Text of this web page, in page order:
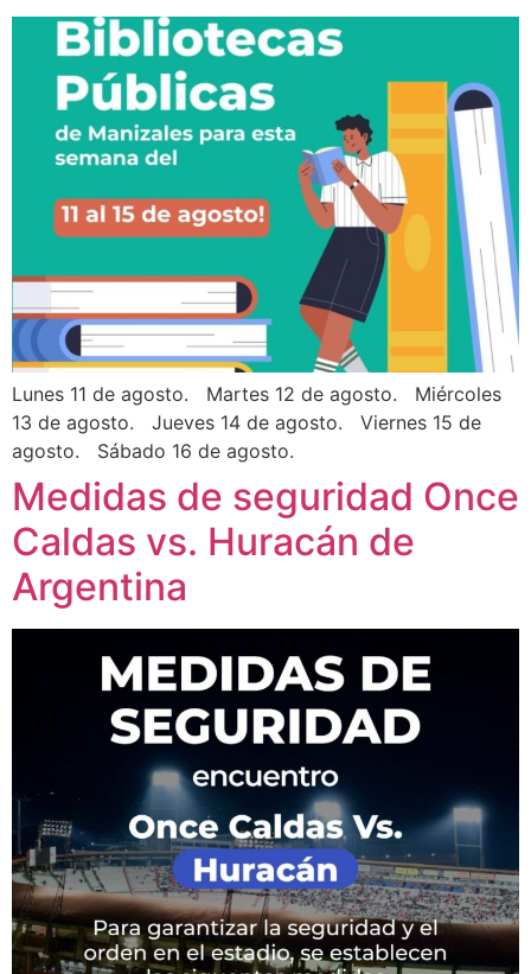
Lunes 11 de agosto. Martes 12 de agosto. Miércoles
13 de agosto. Jueves 14 de agosto. Viernes 15 de
agosto. Sábado 16 de agosto.
Medidas de seguridad Once
Caldas vs. Huracán de
Argentina